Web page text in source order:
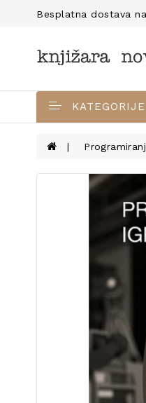
Besplatna dostava
KATEGORIJE